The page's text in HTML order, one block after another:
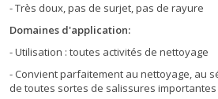
- Très doux, pas de surjet, pas de rayure
Domaines d'application:
- Utilisation : toutes activités de nettoyage
- Convient parfaitement au nettoyage, au
de toutes sortes de salissures importantes